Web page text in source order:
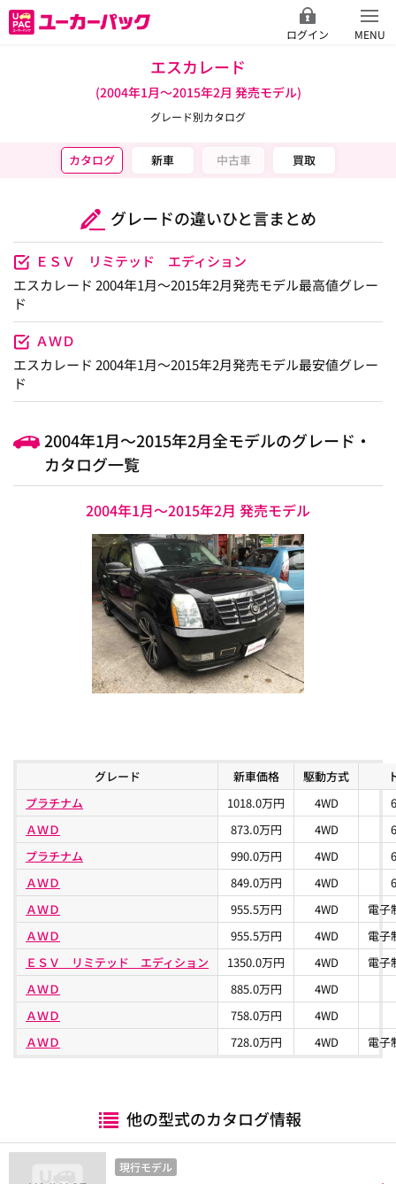
ログイン MENU
エスカレード
(2004年1月～2015年2月 発売モデル)
グレード別カタログ
カタログ 新車 中古車 買取
グレードの違いひと言まとめ
ＥＳＶ リミテッド エディション
エスカレード 2004年1月～2015年2月発売モデル最高値グレー
ド
ＡＷＤ
エスカレード 2004年1月～2015年2月発売モデル最安値グレー
ド
2004年1月～2015年2月全モデルのグレード・
カタログ一覧
2004年1月～2015年2月 発売モデル
グレード 新車価格 駆動方式
プラチナム
1018.0万円 4WD
ＡＷＤ
873.0万円 4WD
プラチナム
990.0万円 4WD
ＡＷＤ
849.0万円 4WD
ＡＷＤ
955.5万円 4WD
電子
ＡＷＤ
955.5万円 4WD
電子
ＥＳＶ リミテッド エディション
1350.0万円 4WD
電子
ＡＷＤ
885.0万円
4WD
ＡＷＤ
758.0万円
4WD
ＡＷＤ
728.0万円 4WD 電子
他の型式のカタログ情報
現行モデル